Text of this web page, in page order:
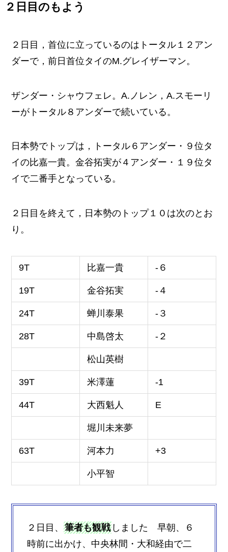
２日目のもよう
２日目，首位に立っているのはトータル１２アン
ダーで，前日首位タイのM.グレイザーマン。
ザンダー・シャウフェレ。A.ノレン，A.スモーリ
ーがトータル８アンダーで続いている。
日本勢でトップは，トータル６アンダー・９位タ
イの比嘉一貴。金谷拓実が４アンダー・１９位タ
イで二番手となっている。
２日目を終えて，日本勢のトップ１０は次のとお
り。
9T 比嘉一貴 -６
19T 金谷拓実 -４
24T 蝉川泰果 -３
28T 中島啓太 -２
松山英樹
39T 米澤蓮 -1
44T 大西魁人 E
堀川未来夢
63T 河本力 +3
小平智
２日目、筆者も観戦 しました 早朝、６
時前に出かけ、中央林間・大和経由で二